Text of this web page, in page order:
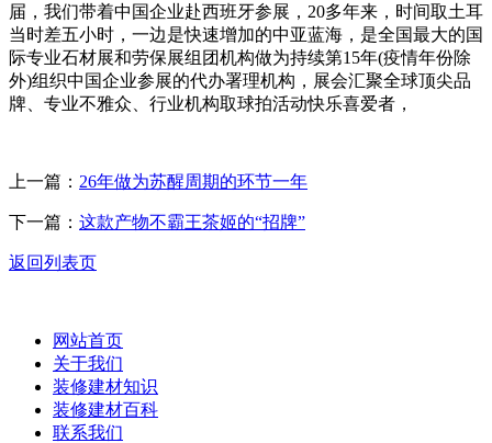
届，我们带着中国企业赴西班牙参展，20多年来，时间取土耳
当时差五小时，一边是快速增加的中亚蓝海，是全国最大的国
际专业石材展和劳保展组团机构做为持续第15年(疫情年份除
外)组织中国企业参展的代办署理机构，展会汇聚全球顶尖品
牌、专业不雅众、行业机构取球拍活动快乐喜爱者，
上一篇： 26年做为苏醒周期的环节一年
下一篇： 这款产物不霸王茶姬的“招牌”
返回列表页
网站首页
关于我们
装修建材知识
装修建材百科
联系我们